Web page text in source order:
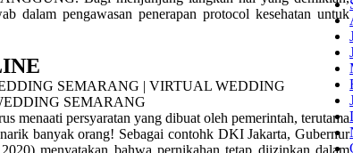
dalam pengawasan penerapan protocol kesehatan untuk
menaati persyaratan yang dibuat oleh pemerintah, terutama
banyak orang! Sebagai contohk DKI Jakarta, Gubernur
menyatakan bahwa pernikahan tetap diizinkan dalam